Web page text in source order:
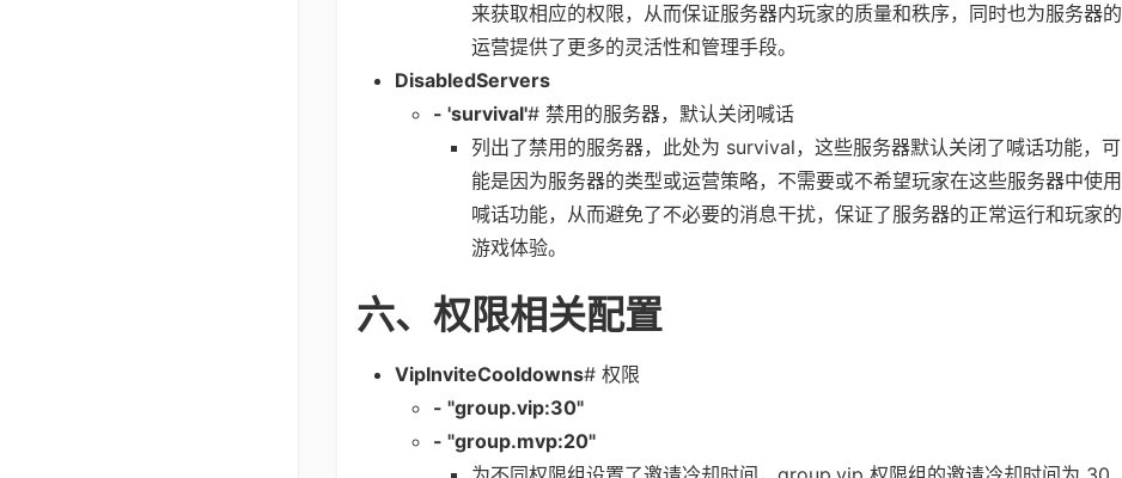
来获取相应的权限，从而保证服务器内玩家的质量和秩序，同时也为服务器的
运营提供了更多的灵活性和管理手段。
DisabledServers
- 'survival'# 禁用的服务器，默认关闭喊话
列出了禁用的服务器，此处为 survival，这些服务器默认关闭了喊话功能，可
能是因为服务器的类型或运营策略，不需要或不希望玩家在这些服务器中使用
喊话功能，从而避免了不必要的消息干扰，保证了服务器的正常运行和玩家的
游戏体验。
六、权限相关配置
VipInviteCooldowns# 权限
- "group.vip:30"
- "group.mvp:20"